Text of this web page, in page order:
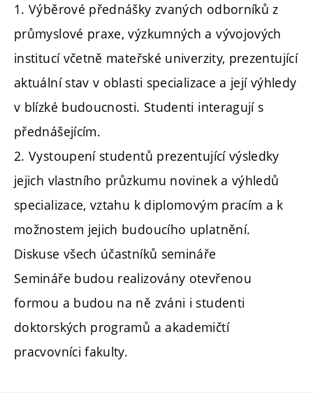
1. Výběrové přednášky zvaných odborníků z
průmyslové praxe, výzkumných a vývojových
institucí včetně mateřské univerzity, prezentující
aktuální stav v oblasti specializace a její výhledy
v blízké budoucnosti. Studenti interagují s
přednášejícím.
2. Vystoupení studentů prezentující výsledky
jejich vlastního průzkumu novinek a výhledů
specializace, vztahu k diplomovým pracím a k
možnostem jejich budoucího uplatnění.
Diskuse všech účastníků semináře
Semináře budou realizovány otevřenou
formou a budou na ně zváni i studenti
doktorských programů a akademičtí
pracvovníci fakulty.